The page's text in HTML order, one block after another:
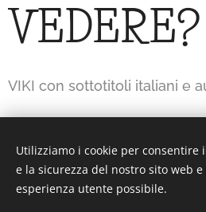
VEDERE?
VIKI con sottotitoli italiani e
Interesting or Not?
Utilizziamo i cookie per
e la sicurezza del nostro sito web
esperienza utente possibile.